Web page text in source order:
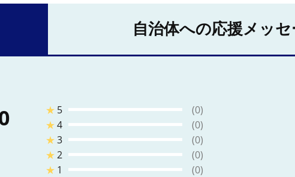
自治体への応援メッセ
★ 5
(0)
★4
(0)
★3
(0)
★2
(0)
★ 1 (0)